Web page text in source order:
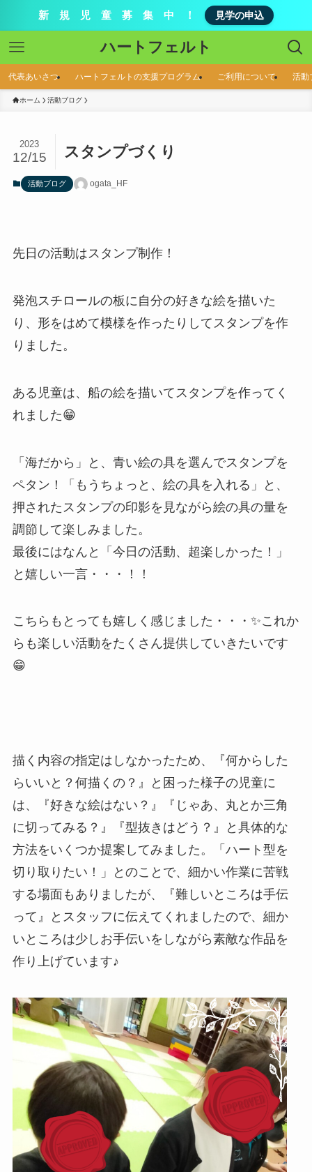
新 規 児 童 募 集 中 ！ 見学の申込
ハートフェルト
代表あいさつ ハートフェルトの支援プログラム ご利用について 活動
ホーム 活動ブログ
スタンプづくり
2023
12/15
活動ブログ ogata_HF
先日の活動はスタンプ制作！
発泡スチロールの板に自分の好きな絵を描いた
り、形をはめて模様を作ったりしてスタンプを作
りました。
ある児童は、船の絵を描いてスタンプを作ってく
れました😁
「海だから」と、青い絵の具を選んでスタンプを
ペタン！「もうちょっと、絵の具を入れる」と、
押されたスタンプの印影を見ながら絵の具の量を
調節して楽しみました。
最後にはなんと「今日の活動、超楽しかった！」
と嬉しい一言・・・！！
こちらもとっても嬉しく感じました・・・✨これか
らも楽しい活動をたくさん提供していきたいです
😁
描く内容の指定はしなかったため、『何からした
らいいと？何描くの？』と困った様子の児童に
は、『好きな絵はない？』『じゃあ、丸とか三角
に切ってみる？』『型抜きはどう？』と具体的な
方法をいくつか提案してみました。「ハート型を
切り取りたい！」とのことで、細かい作業に苦戦
する場面もありましたが、『難しいところは手伝
って』とスタッフに伝えてくれましたので、細か
いところは少しお手伝いをしながら素敵な作品を
作り上げています♪